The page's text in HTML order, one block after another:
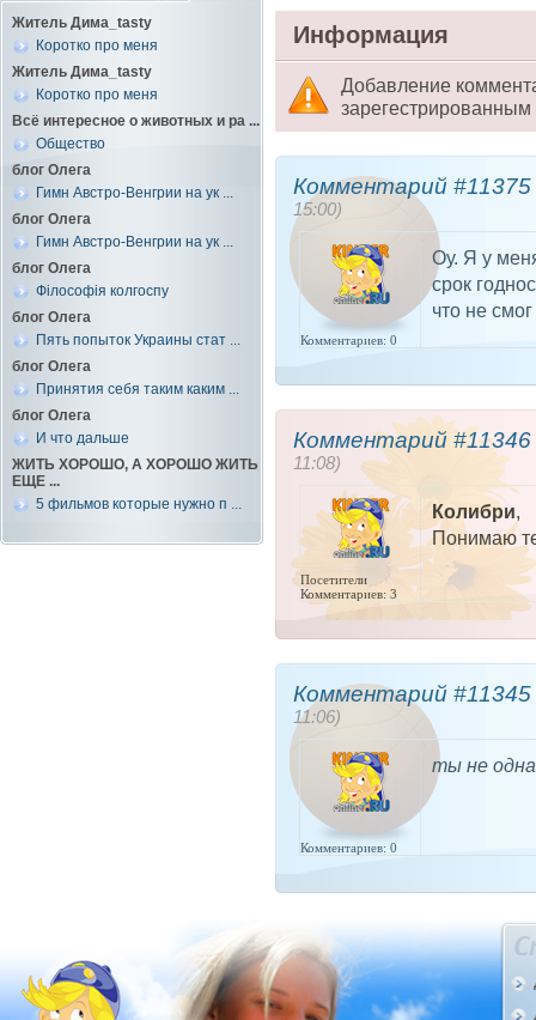
Житель Дима_tasty
Коротко про меня
Житель Дима_tasty
Коротко про меня
Всё интересное о животных и ра ...
Общество
блог Олега
Гимн Австро-Венгрии на ук ...
блог Олега
Гимн Австро-Венгрии на ук ...
блог Олега
Філософія колгоспу
блог Олега
Пять попыток Украины стат ...
блог Олега
Принятия себя таким каким ...
блог Олега
И что дальше
ЖИТЬ ХОРОШО, А ХОРОШО ЖИТЬ
ЕЩЕ ...
5 фильмов которые нужно п ...
Информация
Добавление
Комментарий
15:00)
Комментариев: 0
Оу. Я у
срок
что не
Комментарий
11:08)
Посетители
Комментариев: 3
Колибри,
Понимаю
Комментарий
11:06)
Комментариев: 0
ты не